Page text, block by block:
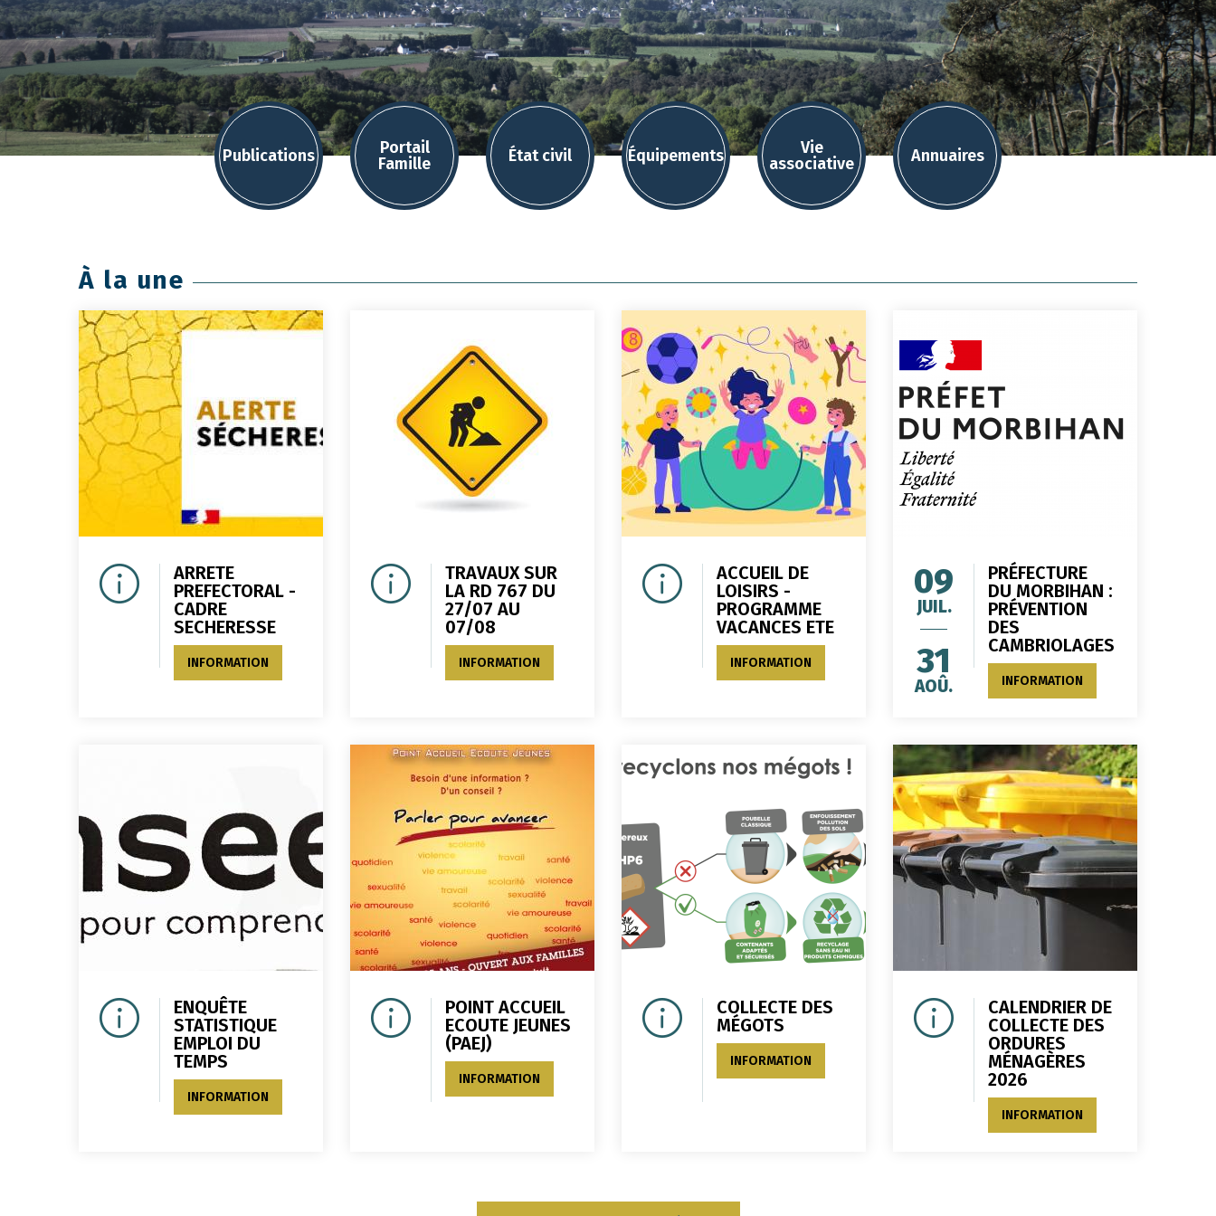
Publications
Portail
Famille
État civil Équipements
Vie
associative
Annuaires
À la une
ARRETE
PREFECTORAL -
CADRE
SECHERESSE
INFORMATION
TRAVAUX SUR
LA RD 767 DU
27/07 AU
07/08
INFORMATION
ACCUEIL DE
LOISIRS -
PROGRAMME
VACANCES ETE
INFORMATION
09
JUIL.
31
AOÛ.
PRÉFECTURE
DU MORBIHAN :
PRÉVENTION
DES
CAMBRIOLAGES
INFORMATION
ENQUÊTE
STATISTIQUE
EMPLOI DU
TEMPS
INFORMATION
POINT ACCUEIL
ECOUTE JEUNES
(PAEJ)
INFORMATION
COLLECTE DES
MÉGOTS
INFORMATION
CALENDRIER DE
COLLECTE DES
ORDURES
MÉNAGÈRES
2026
INFORMATION